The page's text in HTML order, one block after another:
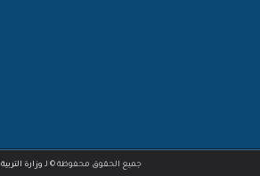
جميع الحقوق محفوظة © لـ وزارة التربية